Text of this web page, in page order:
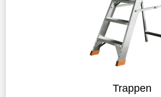
Trappen